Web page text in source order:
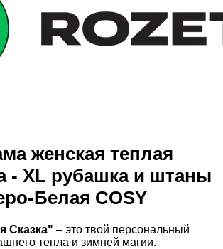
женская теплая
- XL рубашка и штаны
Белая COSY
Сказка" – это твой персональный
тепла и зимней магии.